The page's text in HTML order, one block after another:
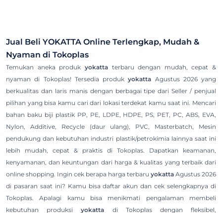
Jual Beli YOKATTA Online Terlengkap, Mudah &
Nyaman di Tokoplas
Temukan aneka produk yokattaterbaru dengan mudah, cepat &
nyaman di Tokoplas! Tersedia produkyokatta Agustus 2026 yang
berkualitas dan laris manis dengan berbagai tipe dari Seller / penjual
pilihan yang bisa kamu cari dari lokasi terdekat kamu saat ini. Mencari
bahan baku biji plastik PP, PE, LDPE, HDPE, PS, PET, PC, ABS, EVA,
Nylon, Additive, Recycle (daur ulang), PVC, Masterbatch, Mesin
pendukung dan kebutuhan industri plastik/petrokimia lainnya saat ini
lebih mudah, cepat & praktis di Tokoplas. Dapatkan keamanan,
kenyamanan, dan keuntungan dari harga & kualitas yang terbaik dari
online shopping. Ingin cek berapa harga terbaru yokatta Agustus 2026
di pasaran saat ini? Kamu bisa daftar akun dan cek selengkapnya di
Tokoplas. Apalagi kamu bisa menikmati pengalaman membeli
kebutuhan produksiyokatta di Tokoplas dengan fleksibel,